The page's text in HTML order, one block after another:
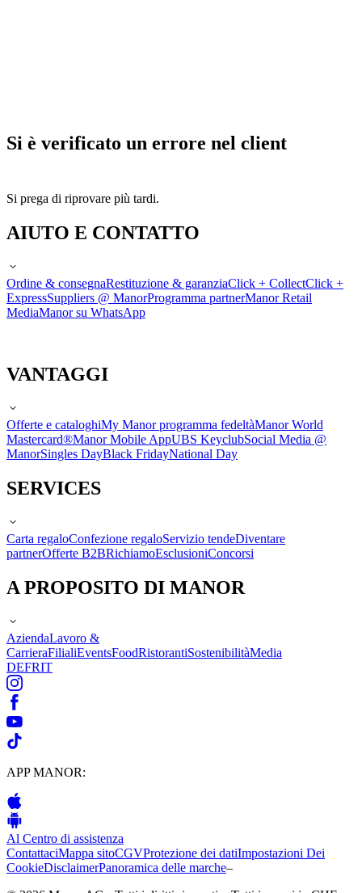
Si è verificato un errore nel client
Si prega di riprovare più tardi.
AIUTO E CONTATTO
Ordine & consegnaRestituzione & garanziaClick + CollectClick +
ExpressSuppliers @ ManorProgramma partnerManor Retail
MediaManor su WhatsApp
VANTAGGI
Offerte e cataloghiMy Manor programma fedeltàManor World
Mastercard®Manor Mobile AppUBS KeyclubSocial Media @
ManorSingles DayBlack FridayNational Day
SERVICES
Carta regaloConfezione regaloServizio tendeDiventare
partnerOfferte B2BRichiamoEsclusioniConcorsi
A PROPOSITO DI MANOR
AziendaLavoro &
CarrieraFilialiEventsFoodRistorantiSostenibilitàMedia
DEFRIT
APP MANOR:
Al Centro di assistenza
ContattaciMappa sitoCGVProtezione dei datiImpostazioni Dei
CookieDisclaimerPanoramica delle marche–